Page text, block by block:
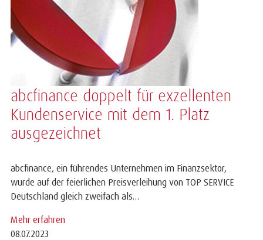
abcfinance doppelt für exzellenten
Kundenservice mit dem 1. Platz
ausgezeichnet
abcfinance, ein führendes Unternehmen im Finanzsektor,
wurde auf der feierlichen Preisverleihung von TOP SERVICE
Deutschland gleich zweifach als…
Mehr erfahren
08.07.2023